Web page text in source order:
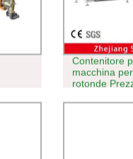
Contenitore
macchina
rotonde